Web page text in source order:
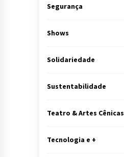
Segurança
Shows
Solidariedade
Sustentabilidade
Teatro & Artes Cênicas
Tecnologia e +